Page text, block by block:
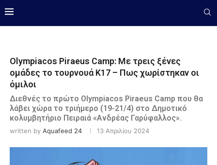
Olympiacos Piraeus Camp: Με τρεις ξένες
ομάδες το τουρνουά Κ17 – Πως χωρίστηκαν οι
όμιλοι
Διεθνές το πρώτο Olympiacos Piraeus Camp που θα
λάβει χώρα το τριήμερο (19-21/4) στο Δημοτικό
κολυμβητήριο Πειραιά «Ανδρέας Γαρύφαλλος».
written by Aquafeed 24 13 Απριλίου 2024